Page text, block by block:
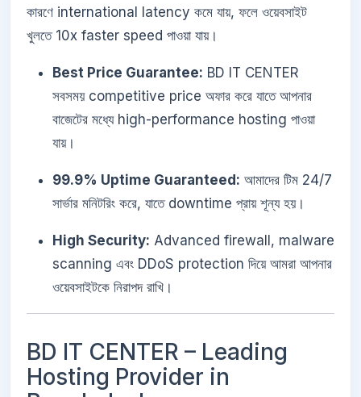
কারণে international latency কমে যায়, ফলে ওয়েবসাইট
খুলতে 10x faster speed পাওয়া যায়।
Best Price Guarantee: BD IT CENTER
সবসময় competitive price অফার করে যাতে আপনার
বাজেটের মধ্যে high-performance hosting পাওয়া
যায়।
99.9% Uptime Guaranteed: আমাদের টিম 24/7
সার্ভার মনিটরিং করে, যাতে downtime প্রায় শূন্য হয়।
High Security: Advanced firewall, malware
scanning এবং DDoS protection দিয়ে আমরা আপনার
ওয়েবসাইটকে নিরাপদ রাখি।
BD IT CENTER – Leading
Hosting Provider in